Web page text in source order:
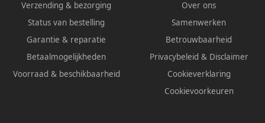
Verzending & bezorging
Status van bestelling
Garantie & reparatie
Betaalmogelijkheden
Voorraad & beschikbaarheid
Over ons
Samenwerken
Betrouwbaarheid
Privacybeleid & Disclaimer
Cookieverklaring
Cookievoorkeuren